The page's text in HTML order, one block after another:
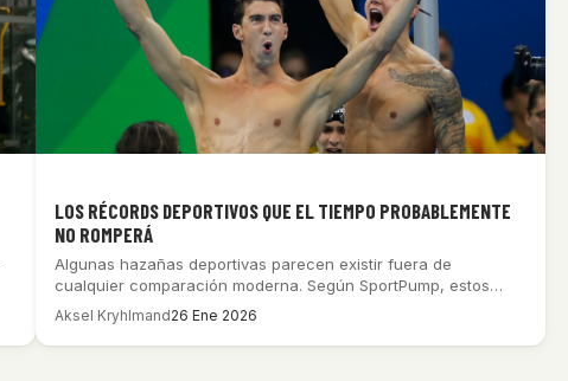
LOS RÉCORDS DEPORTIVOS QUE EL TIEMPO PROBABLEMENTE
NO ROMPERÁ
Algunas hazañas deportivas parecen existir fuera de
cualquier comparación moderna. Según SportPump, estos
récords no…
Aksel Kryhlmand26 Ene 2026